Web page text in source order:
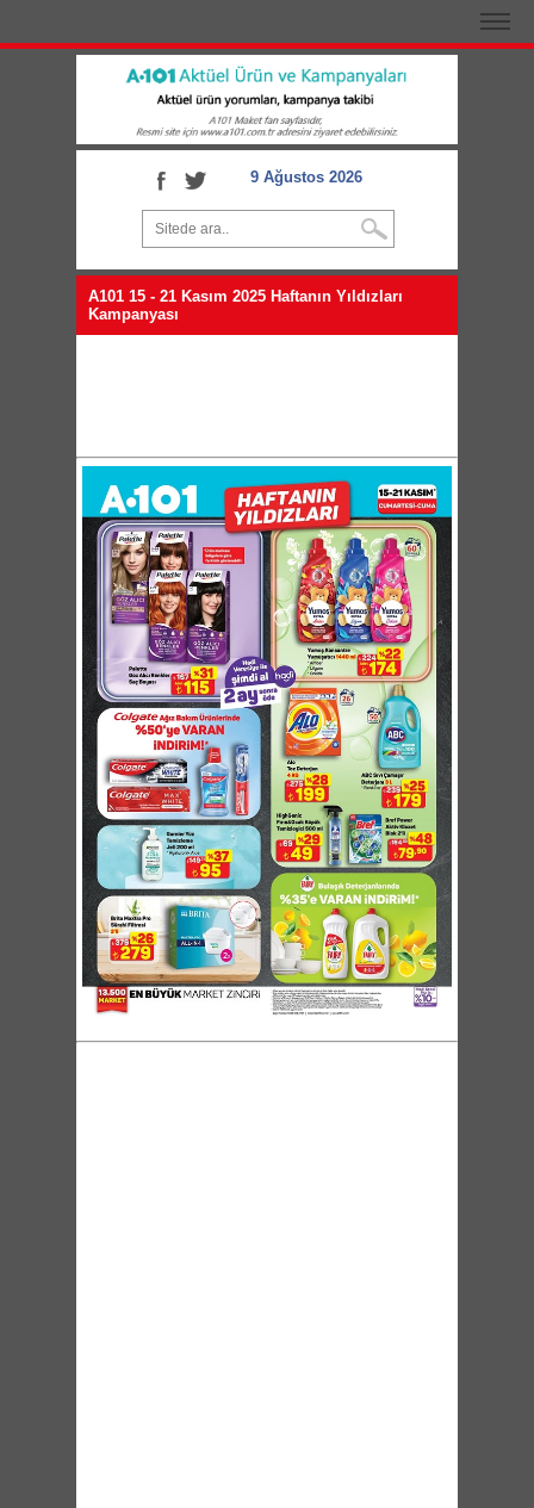
9 Ağustos 2026
A101 15 - 21 Kasım 2025 Haftanın Yıldızları
Kampanyası